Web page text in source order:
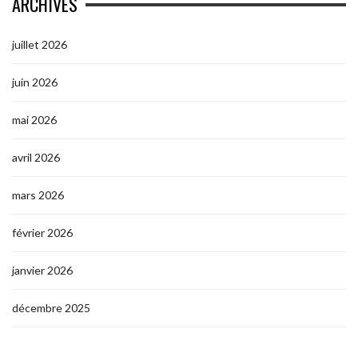
juillet 2026
juin 2026
mai 2026
avril 2026
mars 2026
février 2026
janvier 2026
décembre 2025